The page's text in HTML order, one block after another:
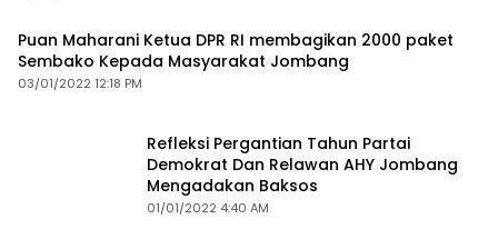
Puan Maharani Ketua DPR RI membagikan 2000 paket
Sembako Kepada Masyarakat Jombang
03/01/2022 12:18 PM
Refleksi Pergantian Tahun Partai
Demokrat Dan Relawan AHY Jombang
Mengadakan Baksos
01/01/2022 4:40 AM